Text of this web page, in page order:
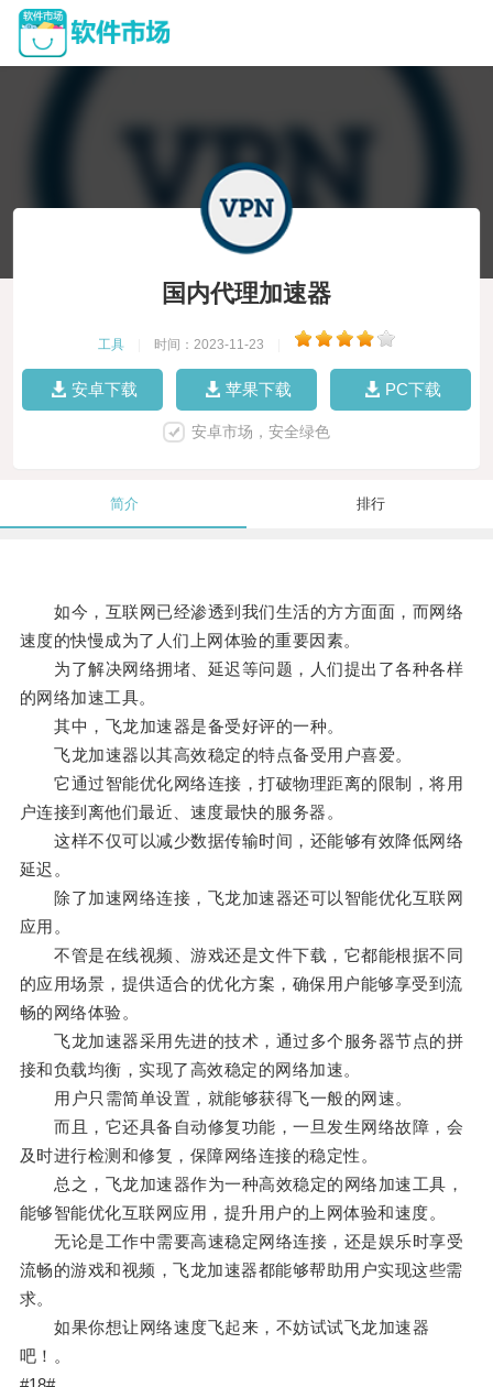
国内代理加速器
工具 时间：2023-11-23
安卓下载 苹果下载 PC下载
安卓市场，安全绿色
简介 排行
如今，互联网已经渗透到我们生活的方方面面，而网络
速度的快慢成为了人们上网体验的重要因素。
为了解决网络拥堵、延迟等问题，人们提出了各种各样
的网络加速工具。
其中，飞龙加速器是备受好评的一种。
飞龙加速器以其高效稳定的特点备受用户喜爱。
它通过智能优化网络连接，打破物理距离的限制，将用
户连接到离他们最近、速度最快的服务器。
这样不仅可以减少数据传输时间，还能够有效降低网络
延迟。
除了加速网络连接，飞龙加速器还可以智能优化互联网
应用。
不管是在线视频、游戏还是文件下载，它都能根据不同
的应用场景，提供适合的优化方案，确保用户能够享受到流
畅的网络体验。
飞龙加速器采用先进的技术，通过多个服务器节点的拼
接和负载均衡，实现了高效稳定的网络加速。
用户只需简单设置，就能够获得飞一般的网速。
而且，它还具备自动修复功能，一旦发生网络故障，会
及时进行检测和修复，保障网络连接的稳定性。
总之，飞龙加速器作为一种高效稳定的网络加速工具，
能够智能优化互联网应用，提升用户的上网体验和速度。
无论是工作中需要高速稳定网络连接，还是娱乐时享受
流畅的游戏和视频，飞龙加速器都能够帮助用户实现这些需
求。
如果你想让网络速度飞起来，不妨试试飞龙加速器
吧！。